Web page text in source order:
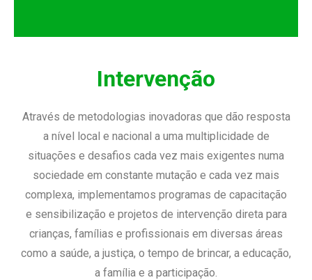
Intervenção
Através de metodologias inovadoras que dão resposta
a nível local e nacional a uma multiplicidade de
situações e desafios cada vez mais exigentes numa
sociedade em constante mutação e cada vez mais
complexa, implementamos programas de capacitação
e sensibilização e projetos de intervenção direta para
crianças, famílias e profissionais em diversas áreas
como a saúde, a justiça, o tempo de brincar, a educação,
a família e a participação.